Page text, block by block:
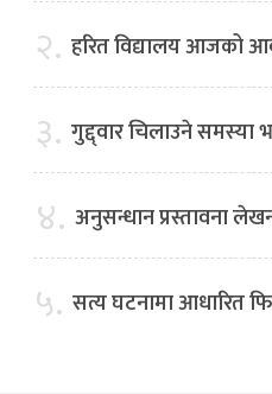
२. हरित विद्यालय आजको
३. गुद्द्वार चिलाउने समस्या
४. अनुसन्धान प्रस्तावना
५. सत्य घटनामा आधारित